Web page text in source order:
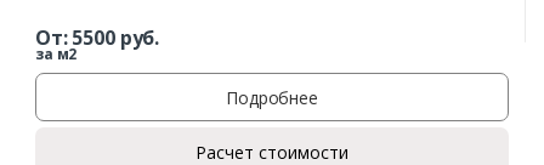
От:5500руб.
за м2
Подробнее
Расчет стоимости